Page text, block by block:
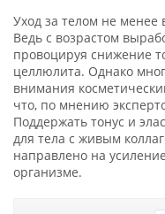
Уход за телом не менее
Ведь с возрастом
провоцируя снижение
целлюлита. Однако
внимания
что, по мнению
Поддержать тонус и
для тела с живым
направлено на
организме.